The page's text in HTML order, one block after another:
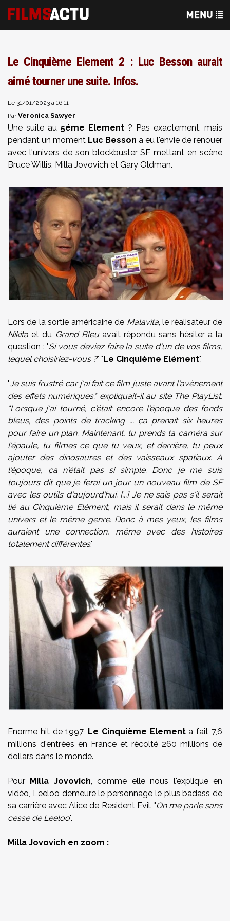
Le Cinquième Element 2 : Luc Besson aurait
aimé tourner une suite. Infos.
Le 31/01/2023 à 16:11
ParVeronica Sawyer
Une suite au 5éme Element ? Pas exactement, mais
pendant un moment Luc Besson a eu l'envie de renouer
avec l'univers de son blockbuster SF mettant en scène
Bruce Willis, Milla Jovovich et Gary Oldman.
Lors de la sortie américaine de Malavita, le réalisateur de
Nikita et du Grand Bleuavait répondu sans hésiter à la
question : "Si vous deviez faire la suite d'un de vos films,
lequel choisiriez-vous ?" " Le Cinquième Elément".
"Je suis frustré car j'ai fait ce film juste avant l'avènement
des effets numériques." expliquait-il au site The PlayList.
"Lorsque j'ai tourné, c'était encore l'époque des fonds
bleus, des points de tracking ... ça prenait six heures
pour faire un plan. Maintenant, tu prends ta caméra sur
l'épaule, tu filmes ce que tu veux, et derrière, tu peux
ajouter des dinosaures et des vaisseaux spatiaux. A
l'époque, ça n'était pas si simple. Donc je me suis
toujours dit que je ferai un jour un nouveau film de SF
avec les outils d'aujourd'hui. [...] Je ne sais pas s'il serait
lié au Cinquième Elément, mais il serait dans le même
univers et le même genre. Donc à mes yeux, les films
auraient une connection, même avec des histoires
totalement différentes."
Enorme hit de 1997, Le Cinquième Elementa fait 7,6
millions d'entrées en France et récolté 260 millions de
dollars dans le monde.
Pour Milla Jovovich, comme elle nous l'explique en
vidéo, Leeloo demeure le personnage le plus badass de
sa carrière avec Alice de Resident Evil. "On me parle sans
cesse de Leeloo".
Milla Jovovich en zoom :